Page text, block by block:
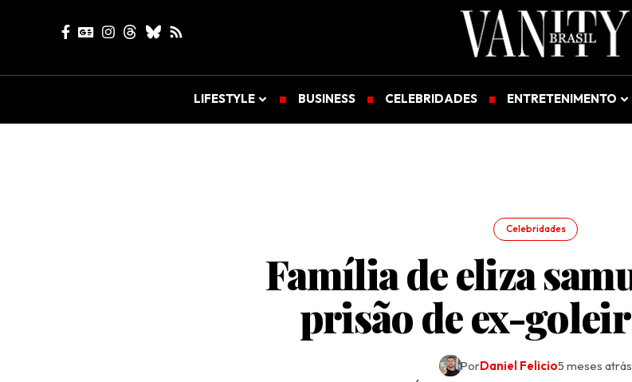
LIFESTYLE BUSINESS CELEBRIDADES ENTRETENIMENTO
Celebridades
Família de eliza
prisão de ex-
PorDaniel Felicio5 meses atrás